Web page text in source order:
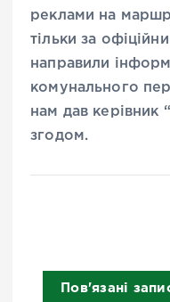
реклами на
тільки за
направили
комунального
нам дав
згодом.
Пов'язані